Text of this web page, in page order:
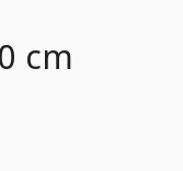
cm